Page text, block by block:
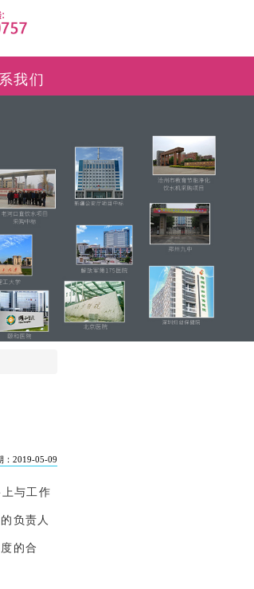
我们
：2019-05-09
与工作
负责人
的合